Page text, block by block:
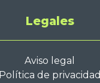
Legales
Aviso legal
Política de privacidad